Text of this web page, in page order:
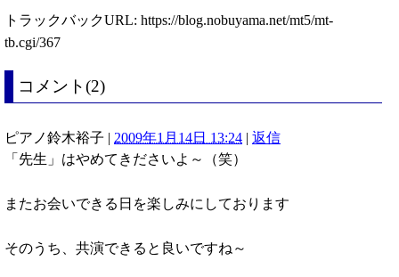
トラックバックURL: https://blog.nobuyama.net/mt5/mt-
tb.cgi/367
コメント(2)
ピアノ鈴木裕子 | 2009年1月14日 13:24 | 返信
「先生」はやめてきださいよ～（笑）
またお会いできる日を楽しみにしております
そのうち、共演できると良いですね～